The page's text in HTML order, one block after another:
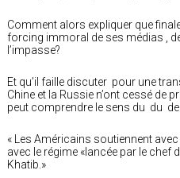
Comment alors expliquer que
forcing immoral de ses médias ,
l’impasse?
Et qu’il faille discuter pour une
Chine et la Russie n’ont cessé de
peut comprendre le sens du du
« Les Américains soutiennent
avec le régime «lancée par le chef
Khatib.»